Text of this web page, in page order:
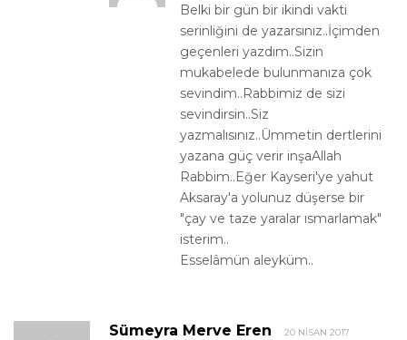
Belki bir gün bir ikindi vakti
serinliğini de yazarsınız..İçimden
geçenleri yazdım..Sizin
mukabelede bulunmanıza çok
sevindim..Rabbimiz de sizi
sevindirsin..Siz
yazmalısınız..Ümmetin dertlerini
yazana güç verir inşaAllah
Rabbim..Eğer Kayseri'ye yahut
Aksaray'a yolunuz düşerse bir
"çay ve taze yaralar ısmarlamak"
isterim..
Esselâmün aleyküm..
Sümeyra Merve Eren 20 NISAN 2017